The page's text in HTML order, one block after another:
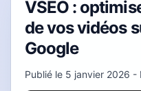
VSEO :
de vos vidéos
Google
Publié le 5 janvier 2026 -